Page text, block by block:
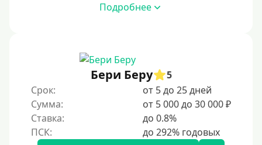
Подробнее
Бери Беру
5
Срок:
от 5 до 25 дней
Сумма:
от 5 000 до 30 000 ₽
Ставка:
до 0.8%